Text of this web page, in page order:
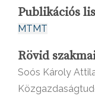
Publikációs
MTMT
Rövid
Soós Károly